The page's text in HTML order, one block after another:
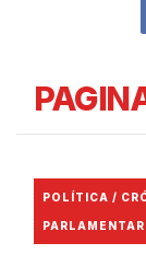
POLÍTICA /